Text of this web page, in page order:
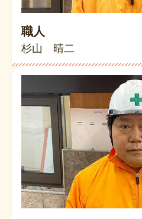
職人
杉山 晴二